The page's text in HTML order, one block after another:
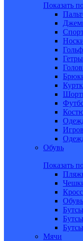
Показать
Обувь
Показать
Мячи